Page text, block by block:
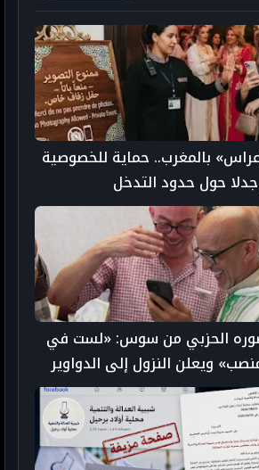
بالمغرب.. حماية للخصوصية
جدلا حول حدود التدخل
الحزبي من سوس: «لست في
ويعلن النزول إلى الدواوير